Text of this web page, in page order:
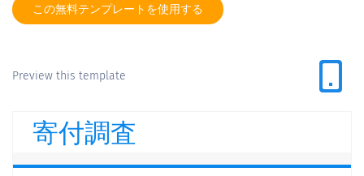
この無料テンプレートを使用する
Preview this template